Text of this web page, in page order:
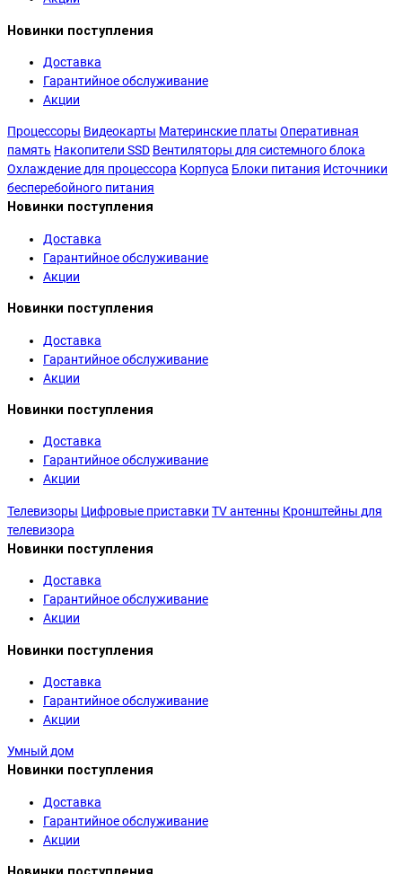
Новинки поступления
Доставка
Гарантийное обслуживание
Акции
Процессоры Видеокарты Материнские платы Оперативная
память Накопители SSD Вентиляторы для системного блока
Охлаждение для процессора Корпуса Блоки питания Источники
бесперебойного питания
Новинки поступления
Доставка
Гарантийное обслуживание
Акции
Новинки поступления
Доставка
Гарантийное обслуживание
Акции
Новинки поступления
Доставка
Гарантийное обслуживание
Акции
Телевизоры Цифровые приставки TV антенны Кронштейны для
телевизора
Новинки поступления
Доставка
Гарантийное обслуживание
Акции
Новинки поступления
Доставка
Гарантийное обслуживание
Акции
Умный дом
Новинки поступления
Доставка
Гарантийное обслуживание
Акции